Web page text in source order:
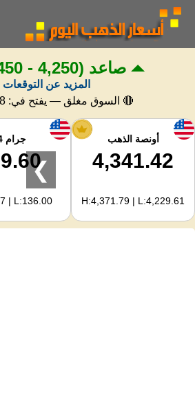
الرئيسية
سعر الذهب
اسعار الفضه
حاسبة الذهب
لمشرفي المواقع
صاعد (4,250 - 4,450 USD)
المزيد عن
🔴 السوق مغلق — يفتح في:
أونصة الذهب
4,341.42
H:4,371.79 | L:4,229.61
جرام 24
| L:136.00
❯